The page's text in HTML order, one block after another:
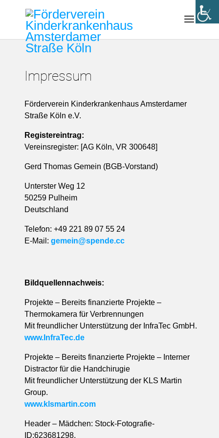
Impressum
Förderverein Kinderkrankenhaus Amsterdamer
Straße Köln e.V.
Registereintrag:
Vereinsregister: [AG Köln, VR 300648]
Gerd Thomas Gemein (BGB-Vorstand)
Unterster Weg 12
50259 Pulheim
Deutschland
Telefon: +49 221 89 07 55 24
E-Mail: gemein@spende.cc
Bildquellennachweis:
Projekte – Bereits finanzierte Projekte –
Thermokamera für Verbrennungen
Mit freundlicher Unterstützung der InfraTec GmbH.
www.InfraTec.de
Projekte – Bereits finanzierte Projekte – Interner
Distractor für die Handchirugie
Mit freundlicher Unterstützung der KLS Martin
Group.
www.klsmartin.com
Header – Mädchen: Stock-Fotografie-
ID:623681298,